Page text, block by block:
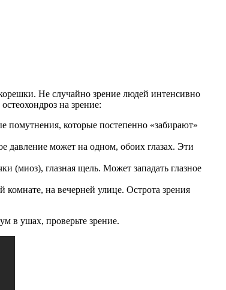
Не случайно зрение людей интенсивно
на зрение:
помутнения, которые постепенно «забирают»
давление может на одном, обоих глазах. Эти
(миоз), глазная щель. Может западать глазное
комнате, на вечерней улице. Острота зрения
в ушах, проверьте зрение.